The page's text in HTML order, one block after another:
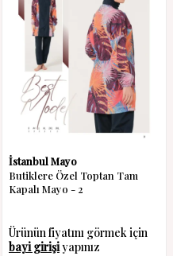
İstanbul Mayo
Butiklere Özel Toptan Tam
Kapalı Mayo - 2
Ürünün fiyatını görmek için
bayi girişiyapınız